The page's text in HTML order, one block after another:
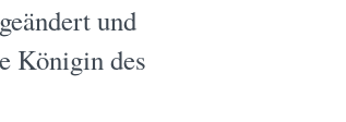
und
Königin des